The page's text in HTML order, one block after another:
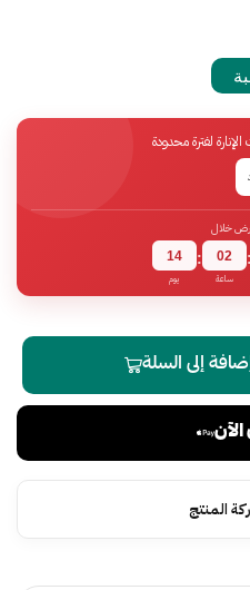
لفترة محدودة
خلال
14
يوم
: 02
ساعة
:
إلى السلة
المنتج